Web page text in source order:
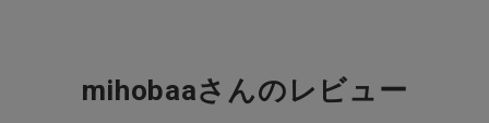
mihobaaさんのレビュー